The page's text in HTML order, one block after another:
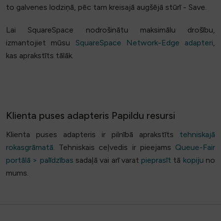
to galvenes lodziņā, pēc tam kreisajā augšējā stūrī - Save.
Lai SquareSpace nodrošinātu maksimālu drošību,
izmantojiet mūsu SquareSpace Network-Edge adapteri,
kas aprakstīts tālāk.
Klienta puses adapteris Papildu resursi
Klienta puses adapteris ir pilnībā aprakstīts tehniskajā
rokasgrāmatā. Tehniskais ceļvedis ir pieejams Queue-Fair
portālā > palīdzības sadaļā vai arī varat pieprasīt tā kopiju no
mums.